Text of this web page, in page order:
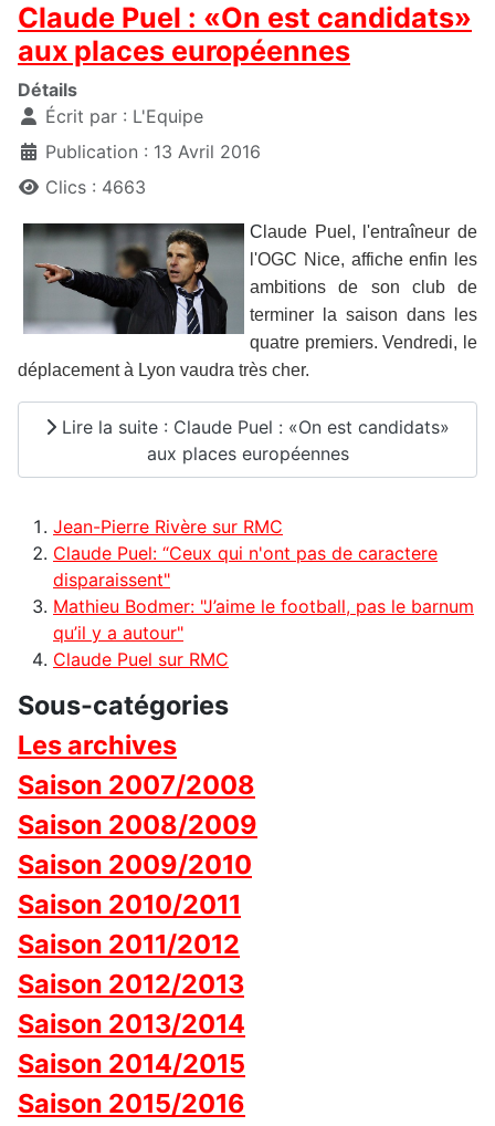
Claude Puel : «On est candidats»
aux places européennes
Détails
Écrit par : L'Equipe
Publication : 13 Avril 2016
Clics : 4663
C laude Puel, l'entraîneur de
l'OGC Nice, affiche enfin les
ambitions de son club de
terminer la saison dans les
quatre premiers. Vendredi, le
déplacement à Lyon vaudra très cher.
Lire la suite : Claude Puel : «On est candidats»
aux places européennes
Jean-Pierre Rivère sur RMC
Claude Puel: “Ceux qui n'ont pas de caractere
disparaissent"
Mathieu Bodmer: "J’aime le football, pas le barnum
qu’il y a autour"
Claude Puel sur RMC
Sous-catégories
Les archives
Saison 2007/2008
Saison 2008/2009
Saison 2009/2010
Saison 2010/2011
Saison 2011/2012
Saison 2012/2013
Saison 2013/2014
Saison 2014/2015
Saison 2015/2016